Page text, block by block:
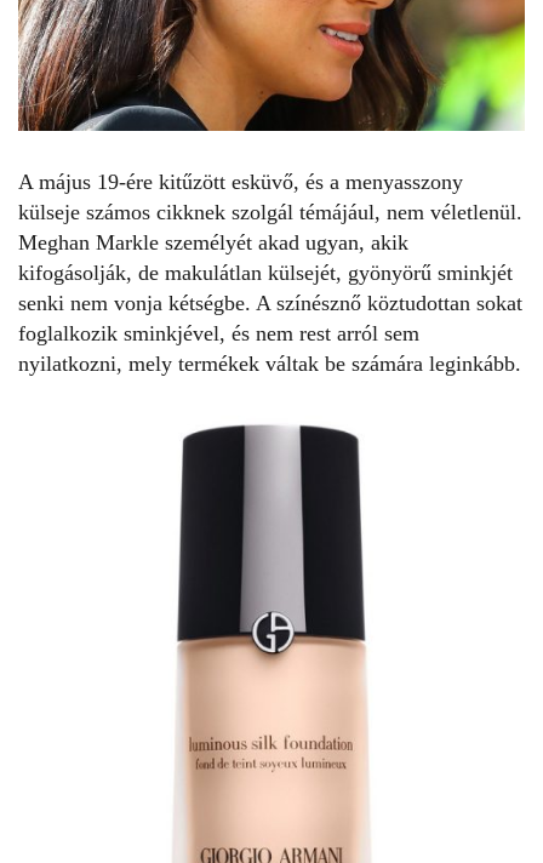
A május 19-ére kitűzött esküvő, és a menyasszony
külseje számos cikknek szolgál témájául, nem véletlenül.
Meghan Markle személyét akad ugyan, akik
kifogásolják, de makulátlan külsejét, gyönyörű sminkjét
senki nem vonja kétségbe. A színésznő köztudottan sokat
foglalkozik sminkjével, és nem rest arról sem
nyilatkozni, mely termékek váltak be számára leginkább.